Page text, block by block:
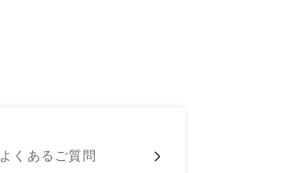
よくあるご質問